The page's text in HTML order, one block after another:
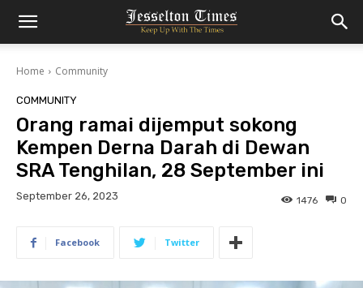
Home Community
COMMUNITY
Orang ramai dijemput sokong
Kempen Derna Darah di Dewan
SRA Tenghilan, 28 September ini
September 26, 2023 0
1476
Facebook Twitter